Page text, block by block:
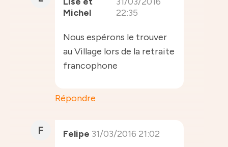
Michel
22:35
Nous espérons le trouver
au Village lors de la retraite
francophone
Répondre
F Felipe 31/03/2016 21:02